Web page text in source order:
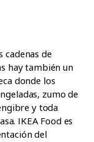
cadenas de
hay también un
donde los
zumo de
y toda
IKEA Food es
del